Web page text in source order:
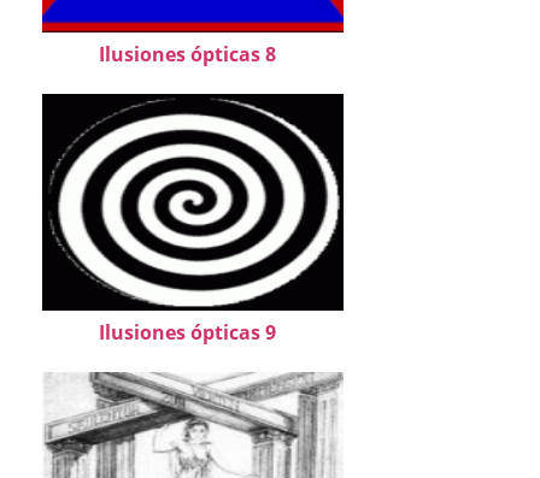
Ilusiones ópticas 8
Ilusiones ópticas 9